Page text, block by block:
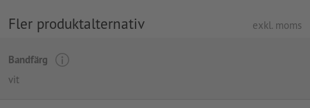
Fler produktalternativ exkl. moms
Bandfärg
vit